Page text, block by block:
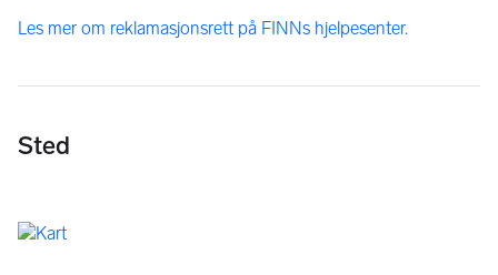
Les mer om reklamasjonsrett på FINNs hjelpesenter.
Sted